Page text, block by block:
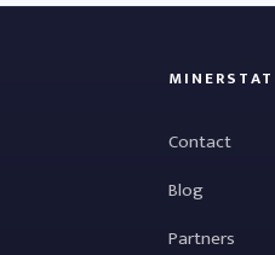
MINERSTAT
Contact
Blog
Partners